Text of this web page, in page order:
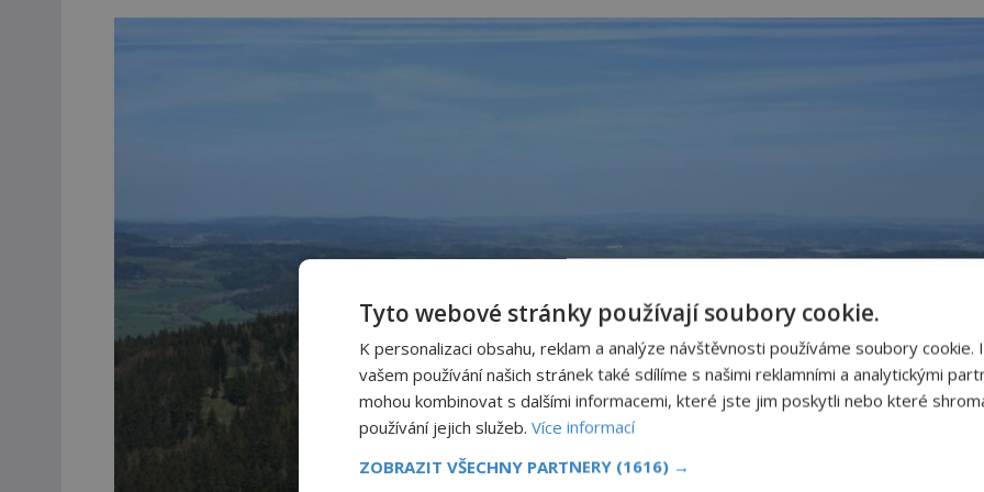
Tyto webové stránky používají soubory cookie.
K personalizaci obsahu, reklam a analýze návštěvnosti používáme soubory cookie.
vašem používání našich stránek také sdílíme s našimi reklamními a analytickými
mohou kombinovat s dalšími informacemi, které jste jim poskytli nebo které
používání jejich služeb. Více informací
ZOBRAZIT VŠECHNY PARTNERY (1616) →